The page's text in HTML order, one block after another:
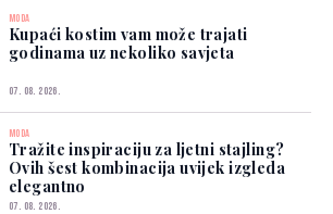
MODA
Kupaći kostim vam može trajati
godinama uz nekoliko savjeta
07. 08. 2026.
MODA
Tražite inspiraciju za ljetni stajling?
Ovih šest kombinacija uvijek izgleda
elegantno
07. 08. 2026.